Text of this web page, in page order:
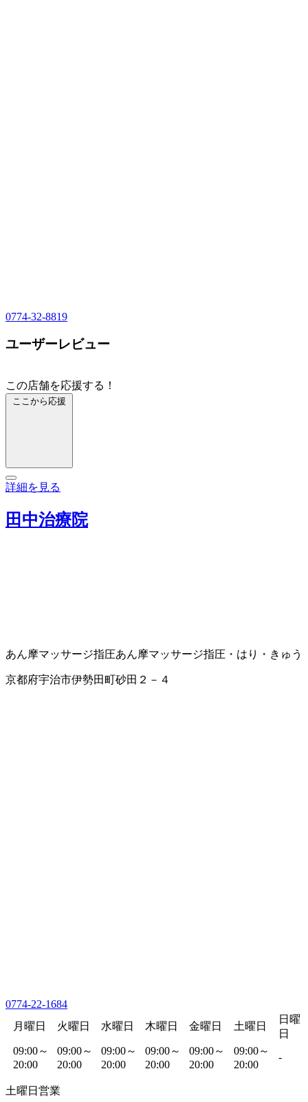
0774-32-8819
ユーザーレビュー
この店舗を応援する！
ここから応援
詳細を見る
田中治療院
あん摩マッサージ指圧あん摩マッサージ指圧・はり・きゅう
京都府宇治市伊勢田町砂田２－４
0774-22-1684
月曜日
火曜日 水曜日 木曜日 金曜日 土曜日
日曜
日
09:00～
20:00
09:00～
20:00
09:00～
20:00
09:00～
20:00
09:00～
20:00
09:00～
20:00
-
土曜日営業